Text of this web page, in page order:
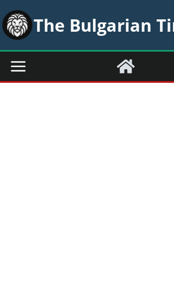
Skip
to
content
The Bulgarian